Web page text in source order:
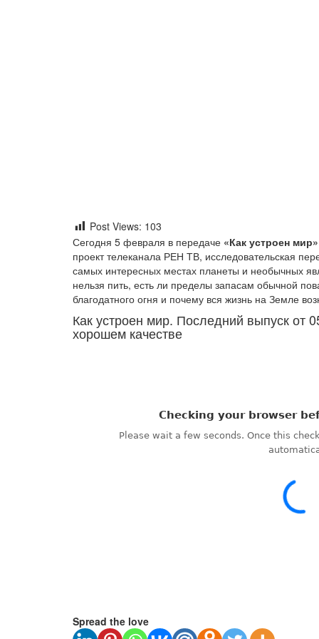
Post Views: 103
Сегодня 5 февраля в передаче «Как устроен
проект телеканала РЕН ТВ, исследовательская
самых интересных местах планеты и необычных
нельзя пить, есть ли пределы запасам обычной
благодатного огня и почему вся жизнь на Земле
Как устроен мир. Последний выпуск от
хорошем качестве
Spread the love